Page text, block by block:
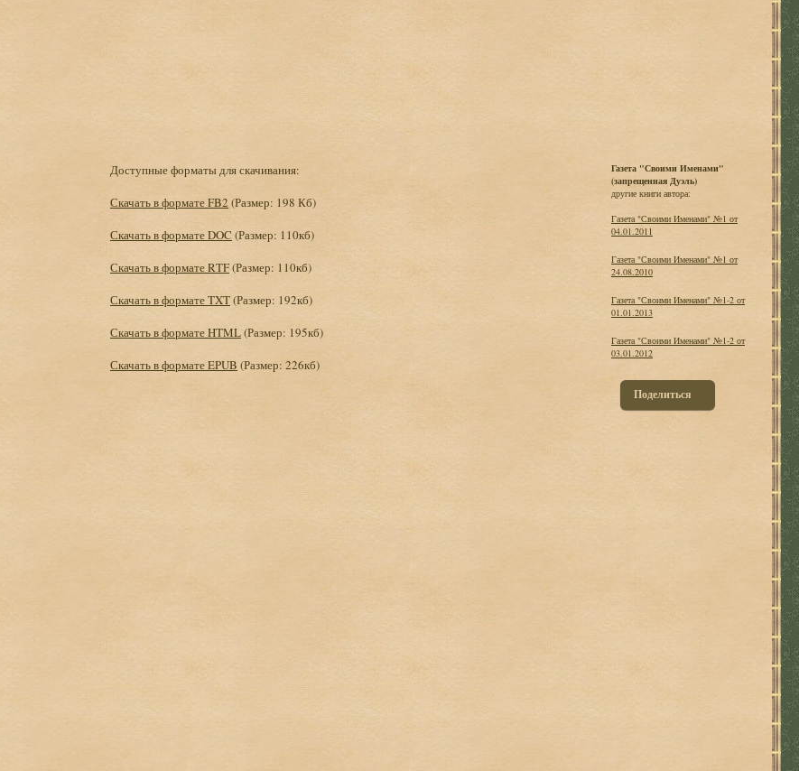
Доступные форматы для скачивания:
Скачать в формате FB2 (Размер: 198 Кб)
Скачать в формате DOC (Размер: 110кб)
Скачать в формате RTF(Размер: 110кб)
Скачать в формате TXT(Размер: 192кб)
Скачать в формате HTML(Размер: 195кб)
Скачать в формате EPUB (Размер: 226кб)
Газета "Своими Именами"
(запрещенная Дуэль)
другие книги автора:
Газета "Своими Именами" №1 от
04.01.2011
Газета "Своими Именами" №1 от
24.08.2010
Газета "Своими Именами" №1-2 от
01.01.2013
Газета "Своими Именами" №1-2 от
03.01.2012
Поделиться